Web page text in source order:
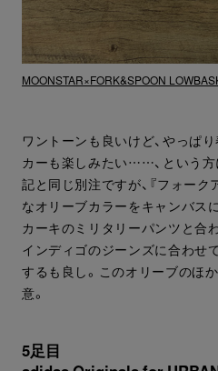
MOONSTAR×FORK&SPOON
ワントーンも良いけど、やっぱ
カーも楽しみたい……、という
記と同じ別注ですが、『フォー
なオリーブカラーをキャンバス
カーキのミリタリーパンツと合
インディゴのジーンズに合わせ
するも良し。このオリーブのほ
意。
5足目